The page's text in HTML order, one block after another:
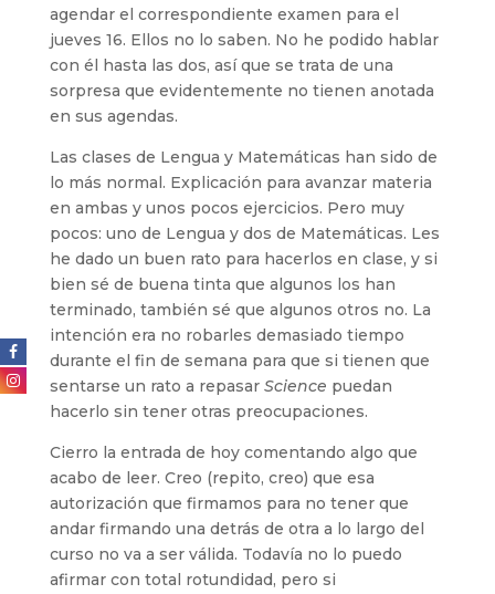
agendar el correspondiente examen para el
jueves 16. Ellos no lo saben. No he podido hablar
con él hasta las dos, así que se trata de una
sorpresa que evidentemente no tienen anotada
en sus agendas.
Las clases de Lengua y Matemáticas han sido de
lo más normal. Explicación para avanzar materia
en ambas y unos pocos ejercicios. Pero muy
pocos: uno de Lengua y dos de Matemáticas. Les
he dado un buen rato para hacerlos en clase, y si
bien sé de buena tinta que algunos los han
terminado, también sé que algunos otros no. La
intención era no robarles demasiado tiempo
durante el fin de semana para que si tienen que
sentarse un rato a repasar Science puedan
hacerlo sin tener otras preocupaciones.
Cierro la entrada de hoy comentando algo que
acabo de leer. Creo (repito, creo) que esa
autorización que firmamos para no tener que
andar firmando una detrás de otra a lo largo del
curso no va a ser válida. Todavía no lo puedo
afirmar con total rotundidad, pero si